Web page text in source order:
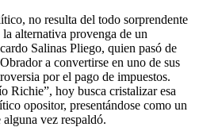
no resulta del todo sorprendente
alternativa provenga de un
Salinas Pliego, quien pasó de
a convertirse en uno de sus
por el pago de impuestos.
Richie”, hoy busca cristalizar esa
opositor, presentándose como un
vez respaldó.